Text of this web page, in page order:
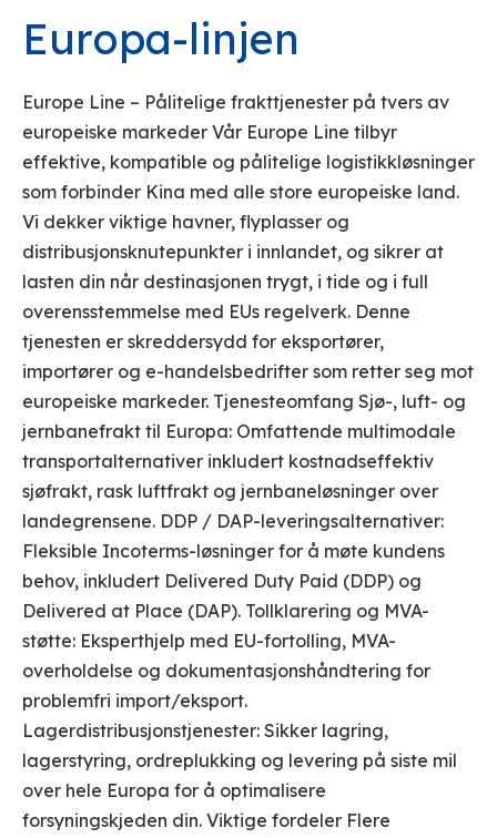
Europa-linjen
Europe Line – Pålitelige frakttjenester på tvers av
europeiske markeder Vår Europe Line tilbyr
effektive, kompatible og pålitelige logistikkløsninger
som forbinder Kina med alle store europeiske land.
Vi dekker viktige havner, flyplasser og
distribusjonsknutepunkter i innlandet, og sikrer at
lasten din når destinasjonen trygt, i tide og i full
overensstemmelse med EUs regelverk. Denne
tjenesten er skreddersydd for eksportører,
importører og e-handelsbedrifter som retter seg mot
europeiske markeder. Tjenesteomfang Sjø-, luft- og
jernbanefrakt til Europa: Omfattende multimodale
transportalternativer inkludert kostnadseffektiv
sjøfrakt, rask luftfrakt og jernbaneløsninger over
landegrensene. DDP / DAP-leveringsalternativer:
Fleksible Incoterms-løsninger for å møte kundens
behov, inkludert Delivered Duty Paid (DDP) og
Delivered at Place (DAP). Tollklarering og MVA-
støtte: Eksperthjelp med EU-fortolling, MVA-
overholdelse og dokumentasjonshåndtering for
problemfri import/eksport.
Lagerdistribusjonstjenester: Sikker lagring,
lagerstyring, ordreplukking og levering på siste mil
over hele Europa for å optimalisere
forsyningskjeden din. Viktige fordeler Flere